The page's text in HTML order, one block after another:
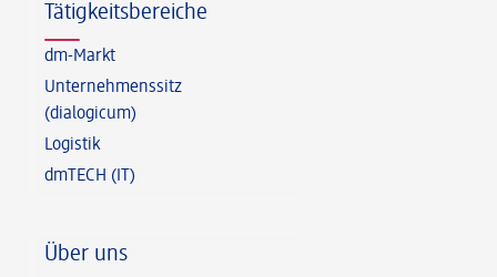
Tätigkeitsbereiche
dm-Markt
Unternehmenssitz
(dialogicum)
Logistik
dmTECH (IT)
Über uns